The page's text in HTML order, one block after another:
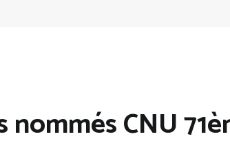
nommés CNU